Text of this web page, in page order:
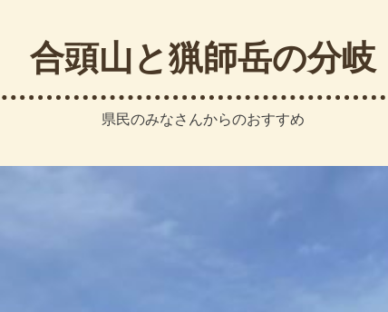
合頭山と猟師岳の分岐
県民のみなさんからのおすすめ